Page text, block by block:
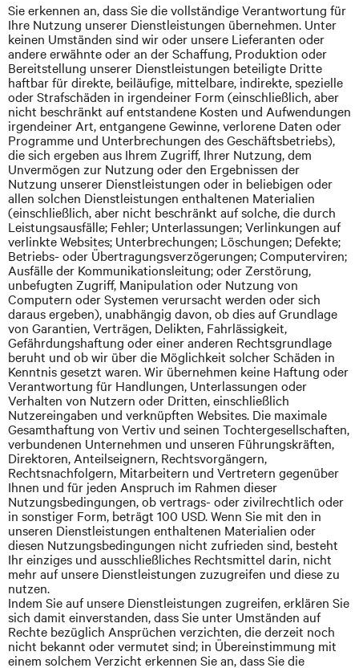
Sie erkennen an, dass Sie die vollständige Verantwortung für
Ihre Nutzung unserer Dienstleistungen übernehmen. Unter
keinen Umständen sind wir oder unsere Lieferanten oder
andere erwähnte oder an der Schaffung, Produktion oder
Bereitstellung unserer Dienstleistungen beteiligte Dritte
haftbar für direkte, beiläufige, mittelbare, indirekte, spezielle
oder Strafschäden in irgendeiner Form (einschließlich, aber
nicht beschränkt auf entstandene Kosten und Aufwendungen
irgendeiner Art, entgangene Gewinne, verlorene Daten oder
Programme und Unterbrechungen des Geschäftsbetriebs),
die sich ergeben aus Ihrem Zugriff, Ihrer Nutzung, dem
Unvermögen zur Nutzung oder den Ergebnissen der
Nutzung unserer Dienstleistungen oder in beliebigen oder
allen solchen Dienstleistungen enthaltenen Materialien
(einschließlich, aber nicht beschränkt auf solche, die durch
Leistungsausfälle; Fehler; Unterlassungen; Verlinkungen auf
verlinkte Websites; Unterbrechungen; Löschungen; Defekte;
Betriebs- oder Übertragungsverzögerungen; Computerviren;
Ausfälle der Kommunikationsleitung; oder Zerstörung,
unbefugten Zugriff, Manipulation oder Nutzung von
Computern oder Systemen verursacht werden oder sich
daraus ergeben), unabhängig davon, ob dies auf Grundlage
von Garantien, Verträgen, Delikten, Fahrlässigkeit,
Gefährdungshaftung oder einer anderen Rechtsgrundlage
beruht und ob wir über die Möglichkeit solcher Schäden in
Kenntnis gesetzt waren. Wir übernehmen keine Haftung oder
Verantwortung für Handlungen, Unterlassungen oder
Verhalten von Nutzern oder Dritten, einschließlich
Nutzereingaben und verknüpften Websites. Die maximale
Gesamthaftung von Vertiv und seinen Tochtergesellschaften,
verbundenen Unternehmen und unseren Führungskräften,
Direktoren, Anteilseignern, Rechtsvorgängern,
Rechtsnachfolgern, Mitarbeitern und Vertretern gegenüber
Ihnen und für jeden Anspruch im Rahmen dieser
Nutzungsbedingungen, ob vertrags- oder zivilrechtlich oder
in sonstiger Form, beträgt 100 USD. Wenn Sie mit den in
unseren Dienstleistungen enthaltenen Materialien oder
diesen Nutzungsbedingungen nicht zufrieden sind, besteht
Ihr einziges und ausschließliches Rechtsmittel darin, nicht
mehr auf unsere Dienstleistungen zuzugreifen und diese zu
nutzen.
Indem Sie auf unsere Dienstleistungen zugreifen, erklären Sie
sich damit einverstanden, dass Sie unter Umständen auf
Rechte bezüglich Ansprüchen verzichten, die derzeit noch
nicht bekannt oder vermutet sind; in Übereinstimmung mit
einem solchem Verzicht erkennen Sie an, dass Sie die